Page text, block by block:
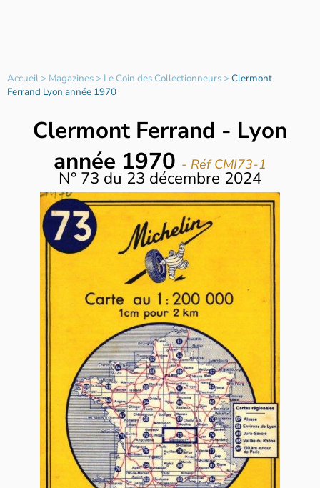
Accueil> Magazines> Le Coin des Collectionneurs>Clermont
Ferrand Lyon année 1970
Clermont Ferrand - Lyon
année 1970 - Réf CMI73-1
N° 73 du 23 décembre 2024